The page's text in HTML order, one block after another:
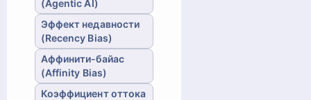
(Agentic AI)
Эффект недавности
(Recency Bias)
Аффинити-байас
(Affinity Bias)
Коэффициент оттока